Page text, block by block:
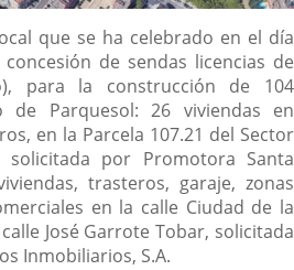
que se ha celebrado en el día
de sendas licencias de
para la construcción de 104
de Parquesol: 26 viviendas en
en la Parcela 107.21 del Sector
solicitada por Promotora Santa
trasteros, garaje, zonas
en la calle Ciudad de la
José Garrote Tobar, solicitada
Inmobiliarios, S.A.